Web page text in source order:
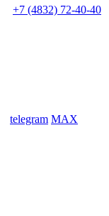
+7 (4832) 72-40-40
telegram MAX